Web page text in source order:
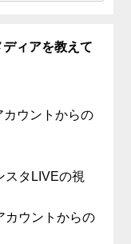
ィアを教えて
カウントからの
スタLIVEの視
カウントからの